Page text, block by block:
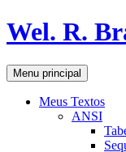
Pular
para
conteúdo
Wel. R.
Pesquisar
Menu principal
Meus Textos
ANSI